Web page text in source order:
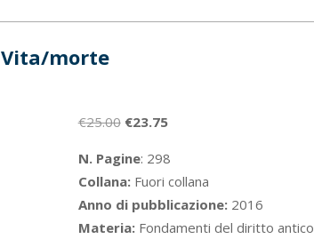
Vita/morte
€25.00 Il
originale
era:
€25.00.
€23.75Il
attuale
è:
€23.75.
N. Pagine: 298
Collana:Fuori collana
Anno di pubblicazione:2016
Materia:Fondamenti del diritto antico